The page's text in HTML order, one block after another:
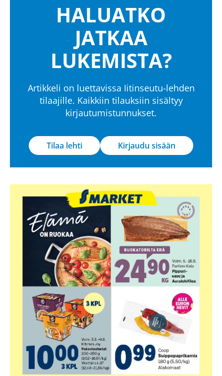
HALUATKO
JATKAA
LUKEMISTA?
Artikkeli on luettavissa Iitinseutu-lehden
tilaajille. Kaikkiin tilauksiin sisältyy
kirjautumistunnukset.
Tilaa lehti Kirjaudu sisään